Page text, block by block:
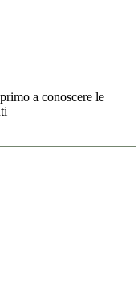
a conoscere le